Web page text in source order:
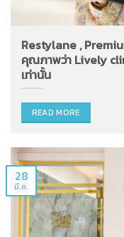
Restylane ,
คุณภาพว่า Lively
เท่านั้น
READ MORE
28
มี.ค.